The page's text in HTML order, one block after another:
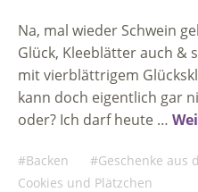
Na, mal wieder Schwein
Glück, Kleeblätter auch &
mit vierblättrigem
kann doch eigentlich gar
oder? Ich darf heute …
Backen Geschenke aus
Cookies und Plätzchen